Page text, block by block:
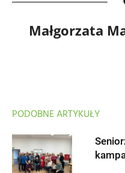
Małgorzata
PODOBNE ARTYKUŁY